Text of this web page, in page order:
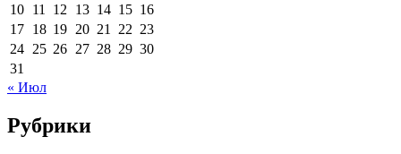
10 11 12 13 14 15 16
17 18 19 20 21 22 23
24 25 26 27 28 29 30
31
« Июл
Рубрики